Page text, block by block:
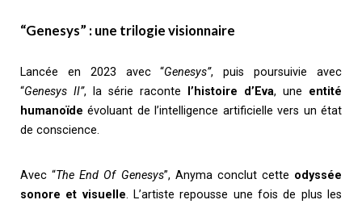
“Genesys” : une trilogie visionnaire
Lancée en 2023 avec “Genesys”, puis poursuivie avec
“Genesys II”, la série raconte l’histoire d’Eva, une entité
humanoïde évoluant de l’intelligence artificielle vers un état
de conscience.
Avec “The End Of Genesys”, Anyma conclut cette odyssée
sonore et visuelle. L’artiste repousse une fois de plus les